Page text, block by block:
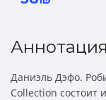
Даниэль Дэфо.
Collection состоит